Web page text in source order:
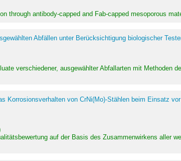
through antibody-capped and Fab-capped mesoporous
Abfällen unter Berücksichtigung biologischer
verschiedener, ausgewählter Abfallarten mit Methoden
Korrosionsverhalten von CrNi(Mo)-Stählen beim Einsatz
auf der Basis des Zusammenwirkens aller